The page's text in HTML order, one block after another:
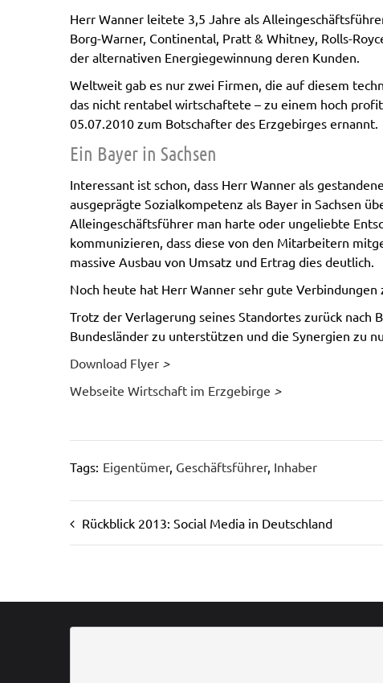
Herr Wanner leitete 3,5 Jahre als
Borg-Warner, Continental, Pratt & Whitney, Rolls-
der alternativen Energiegewinnung deren Kunden.
Weltweit gab es nur zwei Firmen, die auf diesem
das nicht rentabel wirtschaftete – zu einem hoch
05.07.2010 zum Botschafter des Erzgebirges ernannt.
Ein Bayer in Sachsen
Interessant ist schon, dass Herr Wanner als
ausgeprägte Sozialkompetenz als Bayer in Sachsen
Alleingeschäftsführer man harte oder ungeliebte
kommunizieren, dass diese von den Mitarbeitern
massive Ausbau von Umsatz und Ertrag dies deutlich.
Noch heute hat Herr Wanner sehr gute
Trotz der Verlagerung seines Standortes zurück
Bundesländer zu unterstützen und die Synergien zu
Download Flyer >
Webseite Wirtschaft im Erzgebirge >
Tags: Eigentümer, Geschäftsführer, Inhaber
Rückblick 2013: Social Media in Deutschland